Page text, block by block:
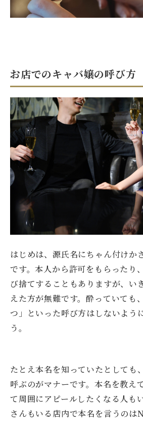
お店でのキャバ嬢の呼び方
はじめは、源氏名にちゃん付けか
です。本人から許可をもらったり
び捨てすることもありますが、い
えた方が無難です。酔っていても
つ」といった呼び方はしないよう
う。
たとえ本名を知っていたとしても
呼ぶのがマナーです。本名を教え
て周囲にアピールしたくなる人も
さんもいる店内で本名を言うのは